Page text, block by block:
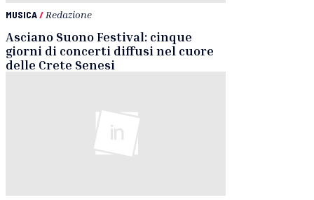
MUSICA/ Redazione
Asciano Suono Festival: cinque
giorni di concerti diffusi nel cuore
delle Crete Senesi